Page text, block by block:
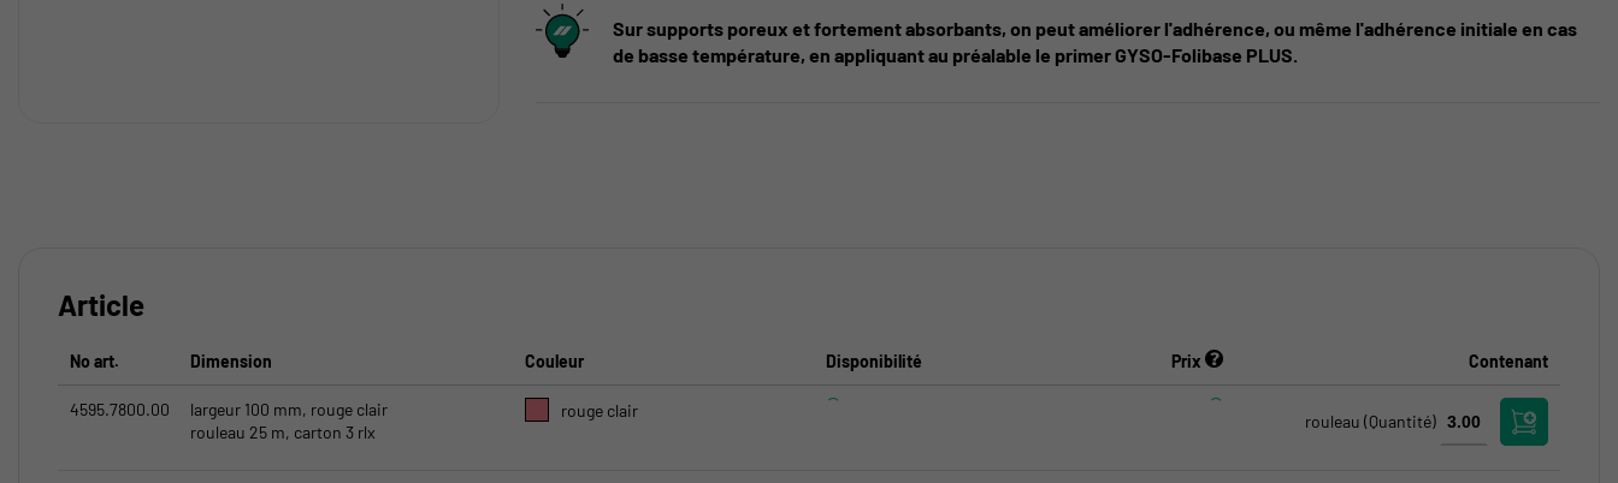
Sur supports poreux et fortement absorbants, on peut améliorer l'adhérence, ou même l'adhérence initiale en cas
de basse température, en appliquant au préalable le primer GYSO-Folibase PLUS.
Article
No art. Dimension Couleur Disponibilité Prix Contenant
4595.7800.00
largeur 100 mm, rouge clair
rouleau 25 m, carton 3 rlx
rouge clair
rouleau (Quantité)